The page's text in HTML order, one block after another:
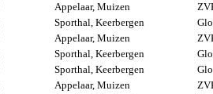
Appelaar, Muizen
Sporthal, Keerbergen
Appelaar, Muizen
Sporthal, Keerbergen
Sporthal, Keerbergen
Appelaar, Muizen